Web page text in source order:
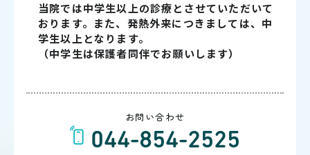
当院では中学生以上の診療とさせていただいて
おります。また、発熱外来につきましては、中
学生以上となります。
（中学生は保護者同伴でお願いします）
お問い合わせ
044-854-2525